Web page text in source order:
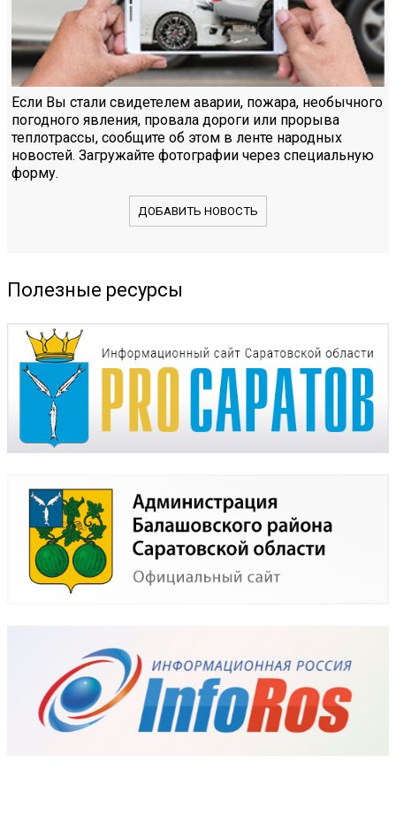
Если Вы стали свидетелем аварии, пожара, необычного
погодного явления, провала дороги или прорыва
теплотрассы, сообщите об этом в ленте народных
новостей. Загружайте фотографии через специальную
форму.
ДОБАВИТЬ НОВОСТЬ
Полезные ресурсы